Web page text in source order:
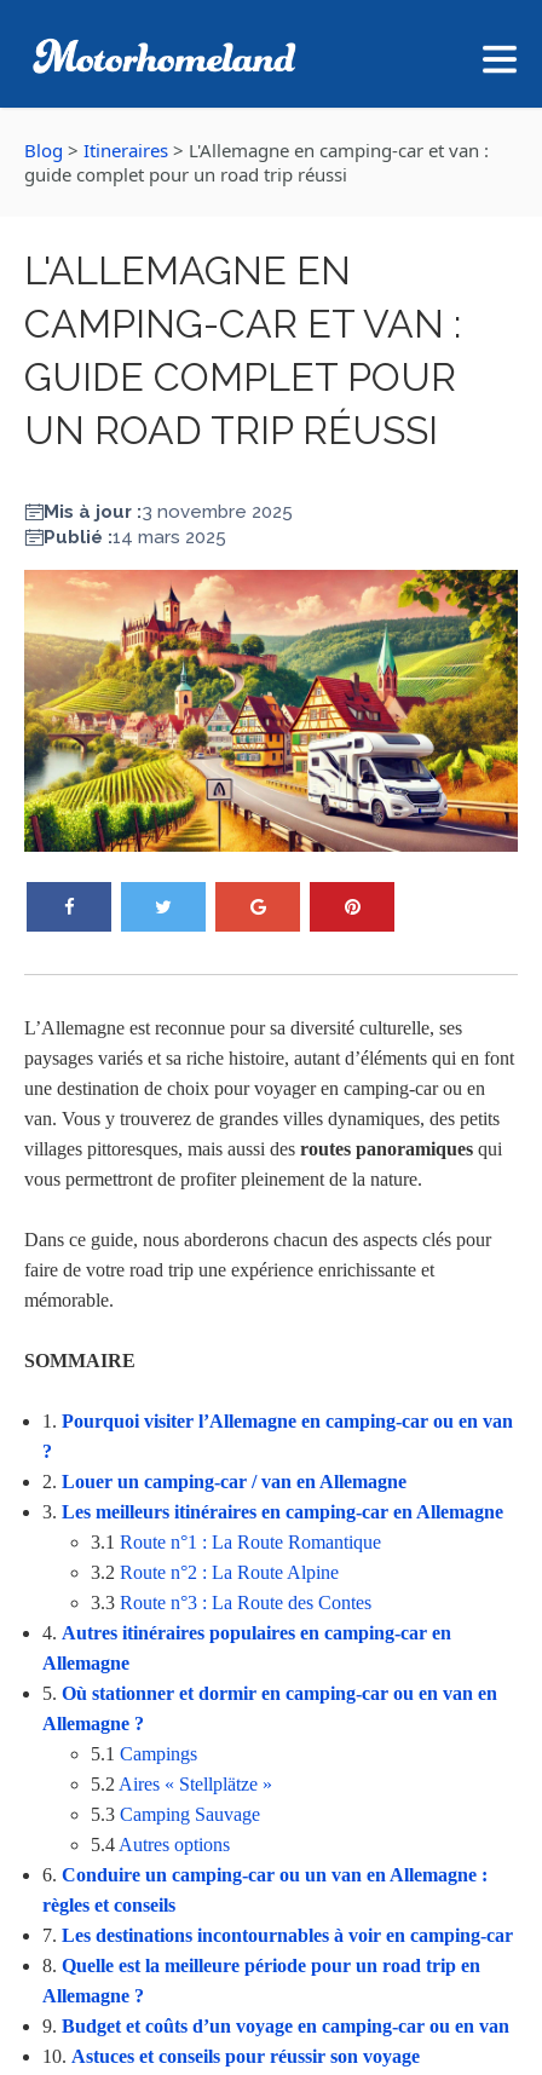
Blog > Itineraires > L'Allemagne en camping-car et van :
guide complet pour un road trip réussi
L'ALLEMAGNE EN
CAMPING-CAR ET VAN :
GUIDE COMPLET POUR
UN ROAD TRIP RÉUSSI
Mis à jour :3 novembre 2025
Publié :14 mars 2025
L’Allemagne est reconnue pour sa diversité culturelle, ses
paysages variés et sa riche histoire, autant d’éléments qui en font
une destination de choix pour voyager en camping-car ou en
van. Vous y trouverez de grandes villes dynamiques, des petits
villages pittoresques, mais aussi des routes panoramiques qui
vous permettront de profiter pleinement de la nature.
Dans ce guide, nous aborderons chacun des aspects clés pour
faire de votre road trip une expérience enrichissante et
mémorable.
SOMMAIRE
1. Pourquoi visiter l’Allemagne en camping-car ou en van
?
2. Louer un camping-car / van en Allemagne
3. Les meilleurs itinéraires en camping-car en Allemagne
3.1 Route n°1 : La Route Romantique
3.2 Route n°2 : La Route Alpine
3.3 Route n°3 : La Route des Contes
4. Autres itinéraires populaires en camping-car en
Allemagne
5. Où stationner et dormir en camping-car ou en van en
Allemagne ?
5.1 Campings
5.2 Aires « Stellplätze »
5.3 Camping Sauvage
5.4 Autres options
6. Conduire un camping-car ou un van en Allemagne :
règles et conseils
7. Les destinations incontournables à voir en camping-car
8. Quelle est la meilleure période pour un road trip en
Allemagne ?
9. Budget et coûts d’un voyage en camping-car ou en van
10. Astuces et conseils pour réussir son voyage